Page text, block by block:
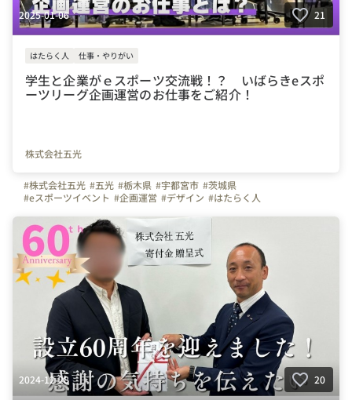
2025-01-06 21
はたらく人 仕事・やりがい
学生と企業がｅスポーツ交流戦！？ いばらきeスポ
ーツリーグ企画運営のお仕事をご紹介！
株式会社五光
#株式会社五光 #五光 #栃木県 #宇都宮市 #茨城県
#eスポーツイベント #企画運営 #デザイン #はたらく人
2024-12-28 20